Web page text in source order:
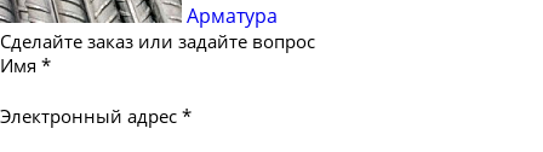
Арматура
Сделайте заказ или задайте вопрос
Имя *
Электронный адрес *